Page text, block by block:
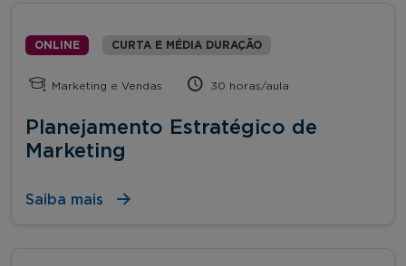
ONLINE CURTA E MÉDIA DURAÇÃO
Marketing e Vendas 30 horas/aula
Planejamento Estratégico de
Marketing
Saiba mais